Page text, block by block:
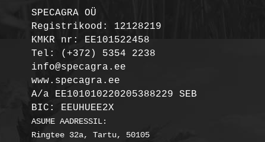
SPECAGRA OÜ
Registrikood: 12128219
KMKR nr: EE101522458
Tel: (+372) 5354 2238
info@specagra.ee
A/a EE101010220205388229 SEB
BIC: EEUHUEE2X
ASUME AADRESSIL:
Ringtee 32a, Tartu, 50105